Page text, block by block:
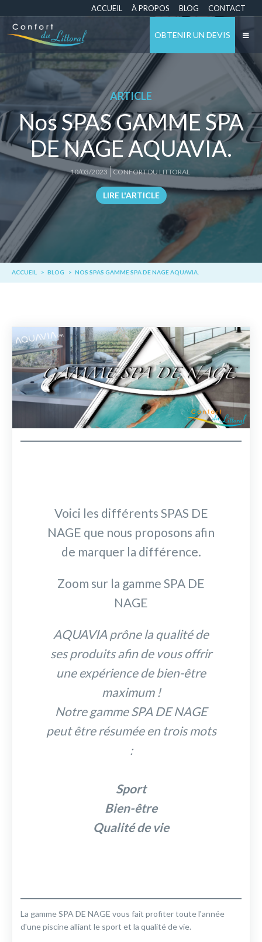
ACCUEIL À PROPOS BLOG CONTACT
OBTENIR UN DEVIS
ARTICLE
Nos SPAS GAMME SPA
DE NAGE AQUAVIA.
10/03/2023 CONFORT DU LITTORAL
LIRE L'ARTICLE
ACCUEIL BLOG NOS SPAS GAMME SPA DE NAGE AQUAVIA.
Voici les différents SPAS DE
NAGE que nous proposons afin
de marquer la différence.
Zoom sur la gamme SPA DE
NAGE
AQUAVIA prône la qualité de
ses produits afin de vous offrir
une expérience de bien-être
maximum !
Notre gamme SPA DE NAGE
peut être résumée en trois mots
:
Sport
Bien-être
Qualité de vie
La gamme SPA DE NAGE vous fait profiter toute l'année
d'une piscine alliant le sport et la qualité de vie.